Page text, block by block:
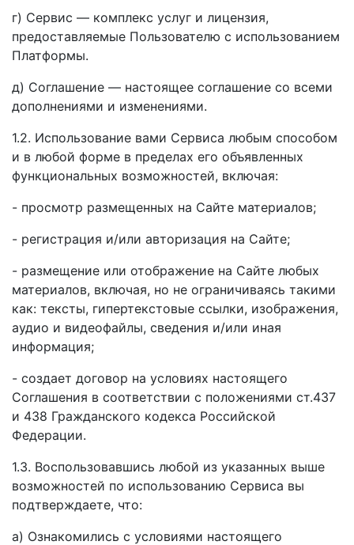
г) Сервис — комплекс услуг и лицензия,
предоставляемые Пользователю с использованием
Платформы.
д) Соглашение — настоящее соглашение со всеми
дополнениями и изменениями.
1.2. Использование вами Сервиса любым способом
и в любой форме в пределах его объявленных
функциональных возможностей, включая:
- просмотр размещенных на Сайте материалов;
- регистрация и/или авторизация на Сайте;
- размещение или отображение на Сайте любых
материалов, включая, но не ограничиваясь такими
как: тексты, гипертекстовые ссылки, изображения,
аудио и видеофайлы, сведения и/или иная
информация;
- создает договор на условиях настоящего
Соглашения в соответствии с положениями ст.437
и 438 Гражданского кодекса Российской
Федерации.
1.3. Воспользовавшись любой из указанных выше
возможностей по использованию Сервиса вы
подтверждаете, что:
а) Ознакомились с условиями настоящего